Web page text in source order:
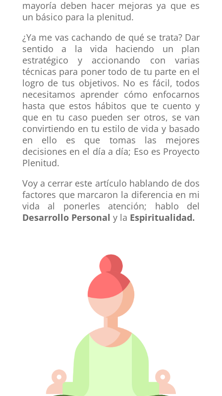
mayoría deben hacer mejoras ya que es
un básico para la plenitud.
¿Ya me vas cachando de qué se trata? Dar
sentido a la vida haciendo un plan
estratégico y accionando con varias
técnicas para poner todo de tu parte en el
logro de tus objetivos. No es fácil, todos
necesitamos aprender cómo enfocarnos
hasta que estos hábitos que te cuento y
que en tu caso pueden ser otros, se van
convirtiendo en tu estilo de vida y basado
en ello es que tomas las mejores
decisiones en el día a día; Eso es Proyecto
Plenitud.
Voy a cerrar este artículo hablando de dos
factores que marcaron la diferencia en mi
vida al ponerles atención; hablo del
Desarrollo Personal y la Espiritualidad.